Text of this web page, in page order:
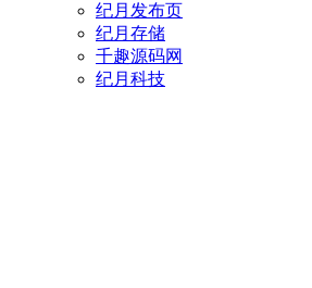
纪月发布页
纪月存储
千趣源码网
纪月科技